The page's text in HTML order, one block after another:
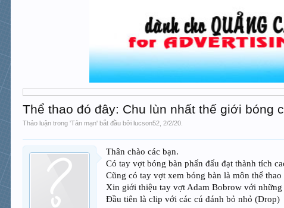
Thể thao đó đây: Chu lùn nhất thế giới bóng
Thảo luận trong 'Tản mạn' bắt đầu bởilucson52 ,2/2/20
Thân chào các bạn.
Có tay vợt bóng bàn phấn đấu đạt thành tích
Cũng có tay vợt xem bóng bàn là môn thể
Xin giới thiệu tay vợt Adam Bobrow với những
Đầu tiên là clip với các cú đánh bỏ nhỏ (Drop)